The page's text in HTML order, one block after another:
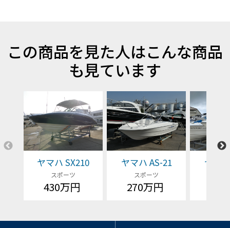
この商品を見た人はこんな商品
も見ています
ヤマハ SX210
スポーツ
430万円
ヤマハ AS-21
スポーツ
270万円
ヤマ